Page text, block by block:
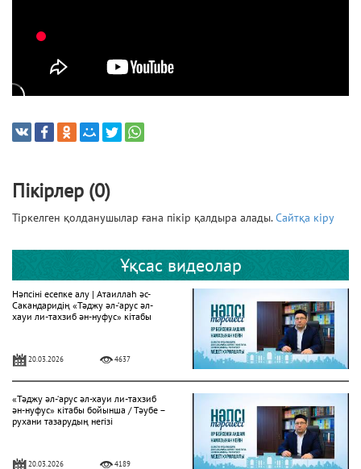
Пікірлер (0)
Тіркелген қолданушылар ғана пікір қалдыра алады.Сайтқа кіру
Ұқсас видеолар
Нәпсіні есепке алу | Атаиллаһ әс-
Сакандаридің «Тәджу әл-‘арус әл-
хауи ли-тахзиб ән-нуфус» кітабы
20.03.2026 4637
«Тәджу әл-‘арус әл-хауи ли-тахзиб
ән-нуфус» кітабы бойынша / Тәубе –
рухани тазарудың негізі
20.03.2026 4189